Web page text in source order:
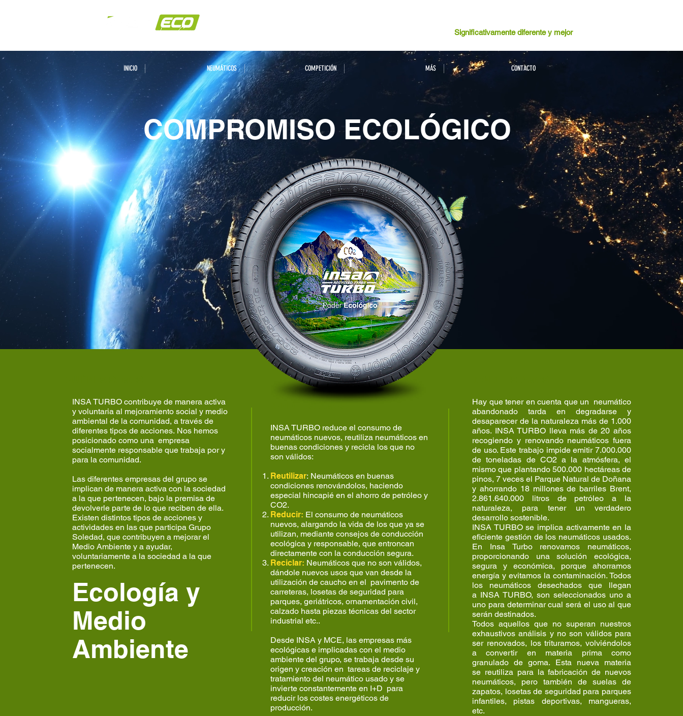
Significativamente diferente y mejor
COMPROMISO ECOLÓGICO
INSA TURBO contribuye de manera activa
y voluntaria al mejoramiento social y medio
ambiental de la comunidad, a través de
diferentes tipos de acciones. Nos hemos
posicionado como una empresa
socialmente responsable que trabaja por y
para la comunidad.
Las diferentes empresas del grupo se
implican de manera activa con la sociedad
a la que pertenecen, bajo la premisa de
devolverle parte de lo que reciben de ella.
Existen distintos tipos de acciones y
actividades en las que participa Grupo
Soledad, que contribuyen a mejorar el
Medio Ambiente y a ayudar,
voluntariamente a la sociedad a la que
pertenecen.
Ecología y
Medio
Ambiente
INSA TURBO reduce el consumo de
neumáticos nuevos, reutiliza neumáticos en
buenas condiciones y recicla los que no
son válidos:
Reutilizar: Neumáticos en buenas
condiciones renovándolos, haciendo
especial hincapié en el ahorro de petróleo y
CO2.
Reducir: El consumo de neumáticos
nuevos, alargando la vida de los que ya se
utilizan, mediante consejos de conducción
ecológica y responsable, que entroncan
directamente con la conducción segura.
Reciclar: Neumáticos que no son válidos,
dándole nuevos usos que van desde la
utilización de caucho en el pavimento de
carreteras, losetas de seguridad para
parques, geriátricos, ornamentación civil,
calzado hasta piezas técnicas del sector
industrial etc..
Desde INSA y MCE, las empresas más
ecológicas e implicadas con el medio
ambiente del grupo, se trabaja desde su
origen y creación en tareas de reciclaje y
tratamiento del neumático usado y se
invierte constantemente en I+D para
reducir los costes energéticos de
producción.
Hay que tener en cuenta que un neumático
abandonado tarda en degradarse y
desaparecer de la naturaleza más de 1.000
años. INSA TURBO lleva más de 20 años
recogiendo y renovando neumáticos fuera
de uso. Este trabajo impide emitir 7.000.000
de toneladas de CO2 a la atmósfera, el
mismo que plantando 500.000 hectáreas de
pinos, 7 veces el Parque Natural de Doñana
y ahorrando 18 millones de barriles Brent,
2.861.640.000 litros de petróleo a la
naturaleza, para tener un verdadero
desarrollo sostenible.
INSA TURBO se implica activamente en la
eficiente gestión de los neumáticos usados.
En Insa Turbo renovamos neumáticos,
proporcionando una solución ecológica,
segura y económica, porque ahorramos
energía y evitamos la contaminación. Todos
los neumáticos desechados que llegan
a INSA TURBO, son seleccionados uno a
uno para determinar cual será el uso al que
serán destinados.
Todos aquellos que no superan nuestros
exhaustivos análisis y no son válidos para
ser renovados, los trituramos, volviéndolos
a convertir en materia prima como
granulado de goma. Esta nueva materia
se reutiliza para la fabricación de nuevos
neumáticos, pero también de suelas de
zapatos, losetas de seguridad para parques
infantiles, pistas deportivas, mangueras,
etc.
INICIO NEUMÁTICOS COMPETICIÓN MÁS CONTACTO